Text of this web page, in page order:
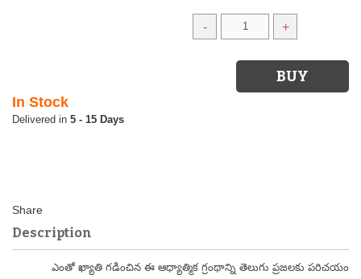
- +
In Stock
5 - 15 Days
Description
ఎంతో ఖ్యాతి గడించిన ఈ ఆధ్యాత్మిక గ్రంథాన్ని తెలుగు ప్రజలకు పరిచయం